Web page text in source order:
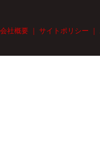
会社概要 サイトポリシー